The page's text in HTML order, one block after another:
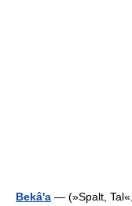
Bekâ'a — (»Spalt,